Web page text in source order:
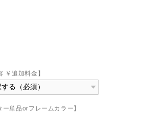
￥追加料金】
ー単品orフレームカラー】